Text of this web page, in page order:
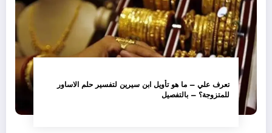
تعرف علي – ما هو تأويل ابن سيرين لتفسير حلم الاساور
للمتزوجة؟ – بالتفصيل